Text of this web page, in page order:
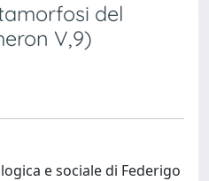
del
V,9)
e sociale di Federigo